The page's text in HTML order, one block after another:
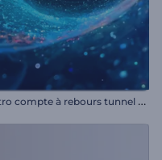
I
ntro compte à rebours tunnel cosmique